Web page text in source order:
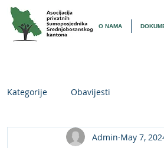
O NAMA
Kategorije Obavijesti
Admin May 7,